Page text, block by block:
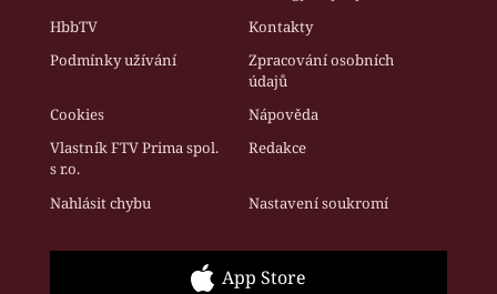
HbbTV
Kontakty
Podmínky užívání
Zpracování osobních
údajů
Cookies
Nápověda
Vlastník FTV Prima spol.
s r.o.
Redakce
Nahlásit chybu Nastavení soukromí
App Store